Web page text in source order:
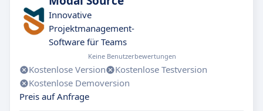
Innovative
Projektmanagement-
Software für Teams
Keine Benutzerbewertungen
Kostenlose Version
Kostenlose Testversion
Kostenlose Demoversion
Preis auf Anfrage